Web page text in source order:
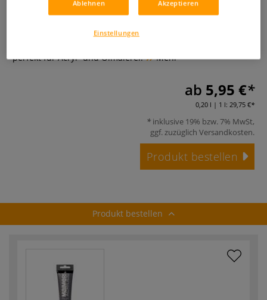
0 Bewertungen
Weißes Universal-Gesso aus der Maimeri Acrilico-Serie.
perfekt für Acryl- und Ölmalerei.
Mehr
ab 5,95 €
0,20 l | 1 l: 29,75 €
inklusive 19% bzw. 7% MwSt,
ggf. zuzüglich Versandkosten.
Produkt bestellen
Produkt bestellen
Ablehnen Akzeptieren
Einstellungen